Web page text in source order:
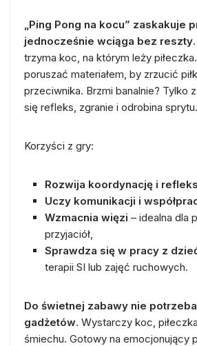
„Ping Pong na kocu” zaskakuje
jednocześnie wciąga bez reszty
trzyma koc, na którym leży
poruszać materiałem, by zrzucić
przeciwnika. Brzmi banalnie? Tylko
się refleks, zgranie i odrobina sprytu.
Korzyści z gry:
Rozwija koordynację i refleks
Uczy komunikacji i
Wzmacnia więzi – idealna dla
przyjaciół,
Sprawdza się w pracy z
terapii SI lub zajęć ruchowych.
Do świetnej zabawy nie
gadżetów. Wystarczy koc,
śmiechu. Gotowy na emocjonujący